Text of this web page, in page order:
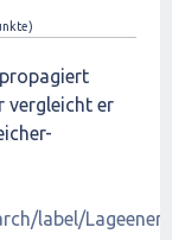
vergleicht er
label/